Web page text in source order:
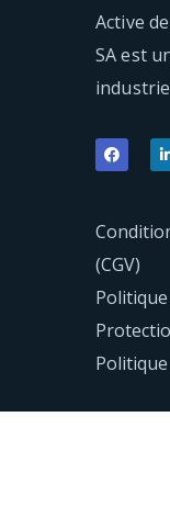
Active
SA est
(CGV)